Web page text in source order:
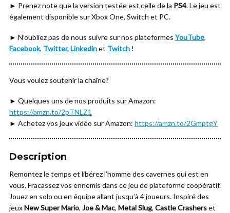
► Prenez note que la version testée est celle de la PS4. Le jeu est
également disponible sur Xbox One, Switch et PC.
► N’oubliez pas de nous suivre sur nos plateformes YouTube,
Facebook, Twitter,Linkedinet Twitch !
Vous voulez soutenir la chaîne?
► Quelques uns de nos produits sur Amazon:
https://amzn.to/2pTNLZ1
► Achetez vos jeux vidéo sur Amazon: https://amzn.to/2GmptgY
Description
Remontez le temps et libérez l’homme des cavernes qui est en
vous. Fracassez vos ennemis dans ce jeu de plateforme coopératif.
Jouez en solo ou en équipe allant jusqu’à 4 joueurs. Inspiré des
jeuxNew Super Mario, Joe & Mac, Metal Slug, Castle Crasherset